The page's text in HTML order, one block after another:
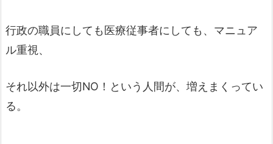
行政の職員にしても医療従事者にしても、マニュア
ル重視、
それ以外は一切NO！という人間が、増えまくってい
る。